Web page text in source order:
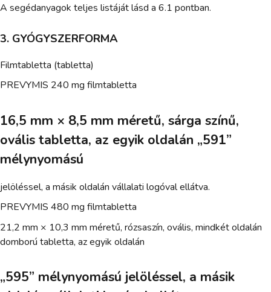
A segédanyagok teljes listáját lásd a 6.1 pontban.
3. GYÓGYSZERFORMA
Filmtabletta (tabletta)
PREVYMIS 240 mg filmtabletta
16,5 mm × 8,5 mm méretű, sárga színű,
ovális tabletta, az egyik oldalán „591”
mélynyomású
jelöléssel, a másik oldalán vállalati logóval ellátva.
PREVYMIS 480 mg filmtabletta
21,2 mm × 10,3 mm méretű, rózsaszín, ovális, mindkét oldalán
domború tabletta, az egyik oldalán
„595” mélynyomású jelöléssel, a másik